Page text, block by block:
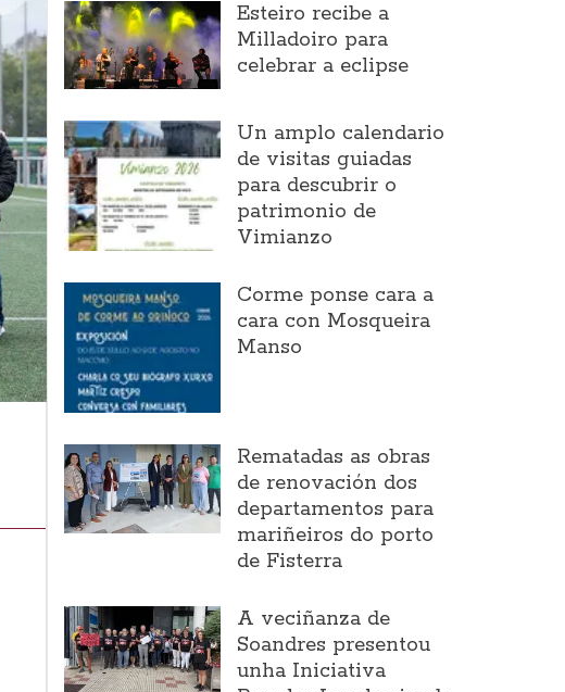
Esteiro recibe a
Milladoiro para
celebrar a eclipse
Un amplo calendario
de visitas guiadas
para descubrir o
patrimonio de
Vimianzo
Corme ponse cara a
cara con Mosqueira
Manso
Rematadas as obras
de renovación dos
departamentos para
mariñeiros do porto
de Fisterra
A veciñanza de
Soandres presentou
unha Iniciativa